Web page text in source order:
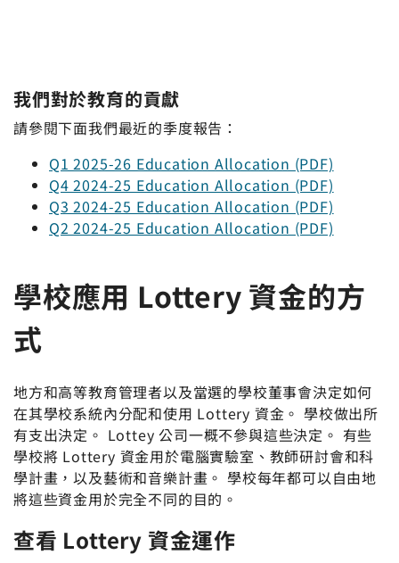
我們對於教育的貢獻
請參閱下面我們最近的季度報告：
Q1 2025-26 Education Allocation (PDF)
Q4 2024-25 Education Allocation (PDF)
Q3 2024-25 Education Allocation (PDF)
Q2 2024-25 Education Allocation (PDF)
學校應用 Lottery 資金的方
式
地方和高等教育管理者以及當選的學校董事會決定如何
在其學校系統內分配和使用 Lottery 資金。 學校做出所
有支出決定。 Lottey 公司一概不參與這些決定。 有些
學校將 Lottery 資金用於電腦實驗室、教師研討會和科
學計畫，以及藝術和音樂計畫。 學校每年都可以自由地
將這些資金用於完全不同的目的。
查看 Lottery 資金運作